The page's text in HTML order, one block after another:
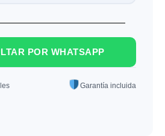
POR WHATSAPP
Garantía incluida